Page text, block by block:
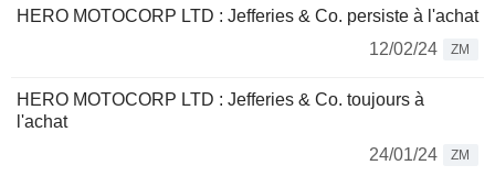
HERO MOTOCORP LTD : Jefferies & Co. persiste à l'achat
12/02/24
ZM
HERO MOTOCORP LTD : Jefferies & Co. toujours à
l'achat
24/01/24
ZM